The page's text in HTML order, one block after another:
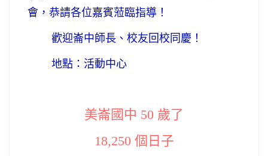
會，恭請各位嘉賓蒞臨指導！
歡迎崙中師長、校友回校同慶！
地點：活動中心
美崙國中 50 歲了
18,250 個日子